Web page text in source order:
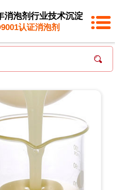
消泡剂行业技术沉淀
认证消泡剂